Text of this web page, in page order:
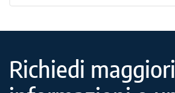
Richiedi maggiori